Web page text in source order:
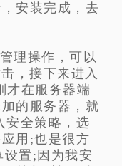
安装完成，去
理操作，可以
，接下来进入
才在服务器端
的服务器，就
安全策略，选
用;也是很方
置;因为我安